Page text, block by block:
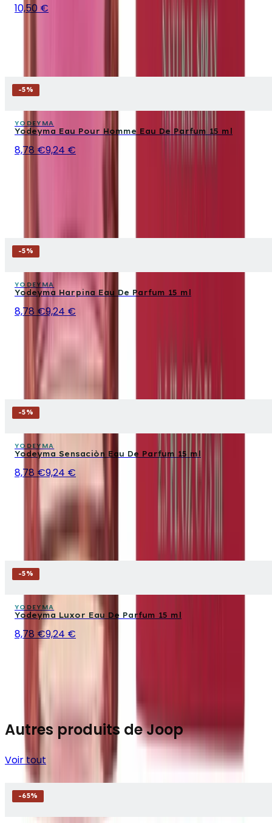
10,50 €
-5%
YODEYMA
Yodeyma Eau Pour Homme Eau De Parfum 15 ml
8,78 €9,24 €
-5%
YODEYMA
Yodeyma Harpina Eau De Parfum 15 ml
8,78 €9,24 €
-5%
YODEYMA
Yodeyma Sensaciòn Eau De Parfum 15 ml
8,78 €9,24 €
-5%
YODEYMA
Yodeyma Luxor Eau De Parfum 15 ml
8,78 €9,24 €
Autres produits de Joop
Voir tout
-65%